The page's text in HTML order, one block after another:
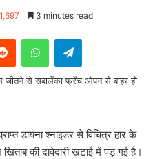
1,697 3 minutes read
डायना श्नाइडर से विचित्र हार के
की दावेदारी खटाई में पड़ गई है।